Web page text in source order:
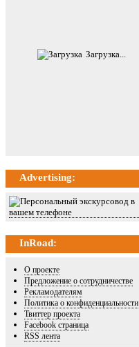
Загрузка...
Advertising:
InRoad:
О проекте
Предложение о сотрудничестве
Рекламодателям
Политика о конфиденциальности
Твиттер проекта
Facebook страница
RSS лента